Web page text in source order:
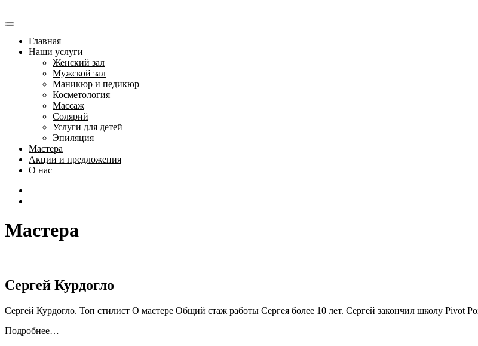
Главная
Наши услуги
Женский зал
Мужской зал
Маникюр и педикюр
Косметология
Массаж
Солярий
Услуги для детей
Эпиляция
Мастера
Акции и предложения
О нас
Мастера
Сергей Курдогло
Сергей Курдогло. Топ стилист О мастере Общий стаж работы Сергея более 10 лет. Сергей закончил школу Pivot
Подробнее…